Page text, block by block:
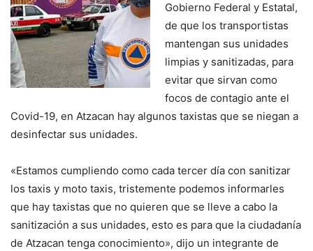
Gobierno Federal y Estatal,
de que los transportistas
mantengan sus unidades
limpias y sanitizadas, para
evitar que sirvan como
focos de contagio ante el
Covid-19, en Atzacan hay algunos taxistas que se niegan a
desinfectar sus unidades.
«Estamos cumpliendo como cada tercer día con sanitizar
los taxis y moto taxis, tristemente podemos informarles
que hay taxistas que no quieren que se lleve a cabo la
sanitización a sus unidades, esto es para que la ciudadanía
de Atzacan tenga conocimiento», dijo un integrante de